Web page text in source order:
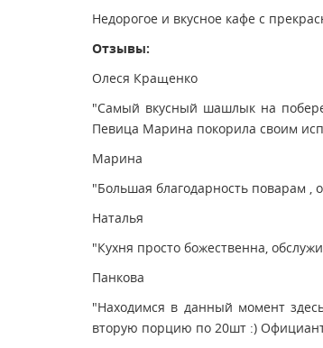
Недорогое и вкусное кафе с
Отзывы:
Олеся Кращенко
"Самый вкусный шашлык на
Певица Марина покорила своим
Марина
"Большая благодарность поварам
Наталья
"Кухня просто божественна,
Панкова
"Находимся в данный момент
вторую порцию по 20шт :)